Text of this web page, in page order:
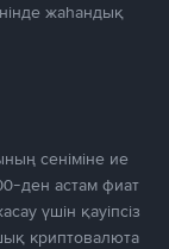
жаһандық
сеніміне ие
ден астам фиат
үшін қауіпсіз
криптовалюта